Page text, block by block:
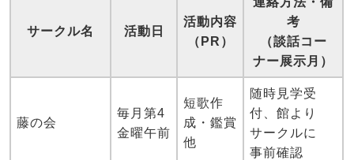
サークル名 活動日
活動内容
（PR）
考
（談話コー
ナー展示月）
藤の会
毎月第4
金曜午前
短歌作
成・鑑賞
他
随時見学受
付、館より
サークルに
事前確認